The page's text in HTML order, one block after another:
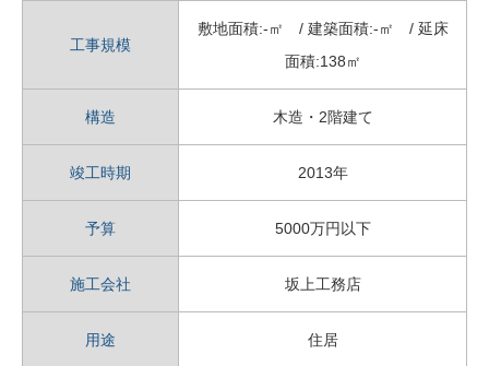
工事規模
敷地面積:-㎡ / 建築面積:-㎡ / 延床
面積:138㎡
構造 木造・2階建て
竣工時期 2013年
予算 5000万円以下
施工会社 坂上工務店
用途 住居